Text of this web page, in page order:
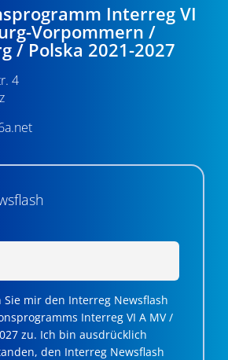
Interreg VI
Vorpommern /
/ Polska 2021-2027
4
Sie mir den Interreg Newsflash
Interreg VI A MV /
zu. Ich bin ausdrücklich
den Interreg Newsflash